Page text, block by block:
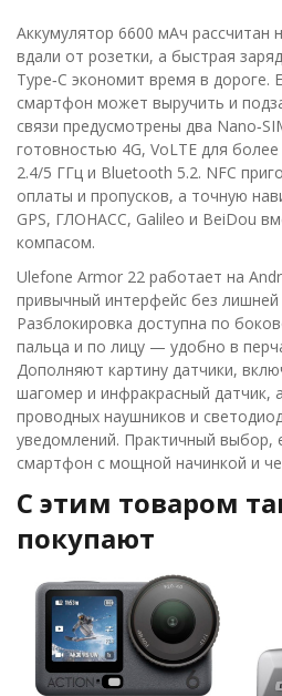
Аккумулятор 6600 мАч рассчитан
вдали от розетки, а быстрая
Type‑C экономит время в дороге.
смартфон может выручить и
связи предусмотрены два
готовностью 4G, VoLTE для более
2.4/5 ГГц и Bluetooth 5.2. NFC
оплаты и пропусков, а точную
GPS, ГЛОНАСС, Galileo и BeiDou
компасом.
Ulefone Armor 22 работает на
привычный интерфейс без лишней
Разблокировка доступна по
пальца и по лицу — удобно в
Дополняют картину датчики,
шагомер и инфракрасный датчик,
проводных наушников и
уведомлений. Практичный
смартфон с мощной начинкой и
C этим товаром
покупают